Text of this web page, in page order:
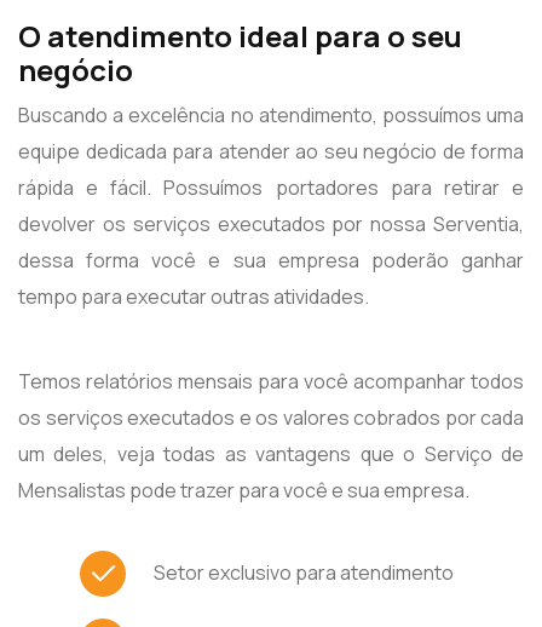
O atendimento ideal para o seu
negócio
Buscando a excelência no atendimento, possuímos uma
equipe dedicada para atender ao seu negócio de forma
rápida e fácil. Possuímos portadores para retirar e
devolver os serviços executados por nossa Serventia,
dessa forma você e sua empresa poderão ganhar
tempo para executar outras atividades.
Temos relatórios mensais para você acompanhar todos
os serviços executados e os valores cobrados por cada
um deles, veja todas as vantagens que o Serviço de
Mensalistas pode trazer para você e sua empresa.
Setor exclusivo para atendimento